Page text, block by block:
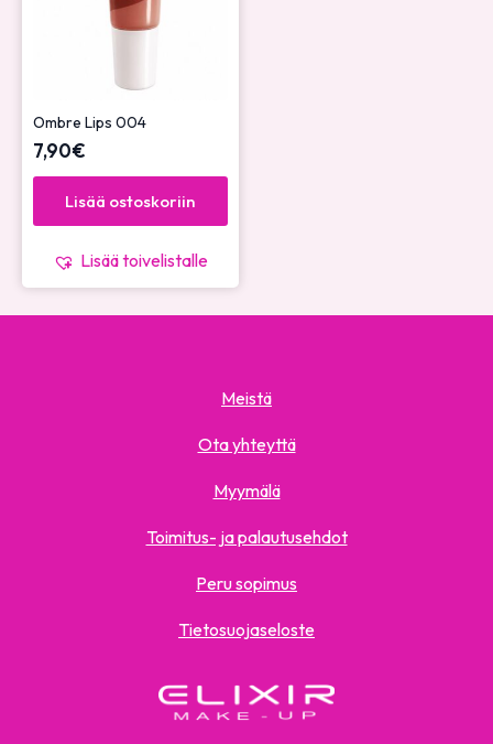
Ombre Lips 004
7,90€
Lisää ostoskoriin
Lisää toivelistalle
Meistä
Ota yhteyttä
Myymälä
Toimitus- ja palautusehdot
Peru sopimus
Tietosuojaseloste